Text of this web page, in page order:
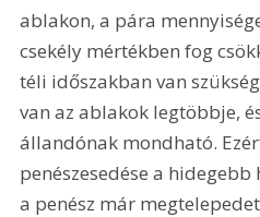
ablakon, a pára
csekély mértékben fog
téli időszakban van
van az ablakok legtöbbje,
állandónak mondható.
penészesedése a
a penész már